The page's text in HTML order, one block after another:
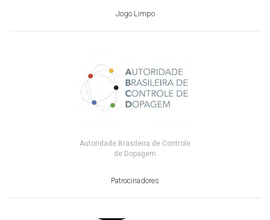
Jogo Limpo
Autoridade Brasileira de Controle
de Dopagem
Patrocinadores